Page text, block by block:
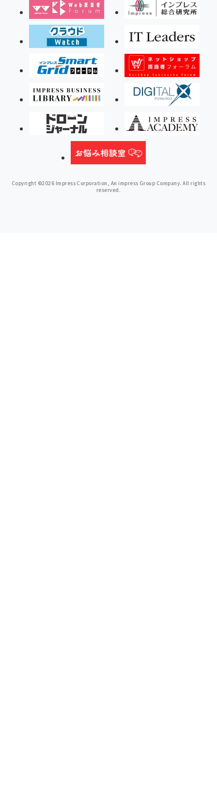
Copyright ©2026 Impress Corporation, An impress Group Company. All rights
reserved.